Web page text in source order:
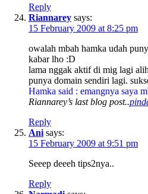
Reply
Riannarey says:
15 February 2009 at 8:25 pm
owalah mbah hamka udah
kabar lho :D
lama nggak aktif di mig lagi
punya domain sendiri lagi.
Hamka said : emangnya saya
Riannarey’s last blog post..
Reply
Ani says:
15 February 2009 at 9:51 pm
Seeep deeeh tips2nya..
Reply